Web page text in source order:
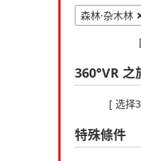
森林·杂木林
360°VR 之
[ 选择
特殊條件